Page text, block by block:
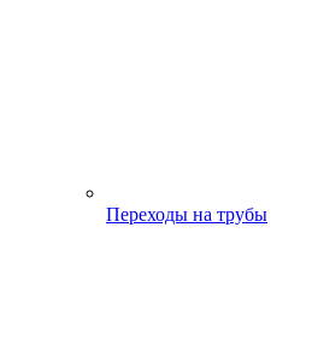
Переходы на трубы